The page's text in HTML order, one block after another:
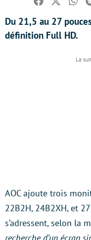
Facebook
Twitter
Du 21,5 au 27
définition Full HD.
AOC ajoute trois
22B2H, 24B2XH, et
s’adressent, selon la